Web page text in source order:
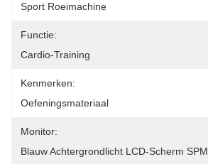
Sport Roeimachine
Functie:
Cardio-Training
Kenmerken:
Oefeningsmateriaal
Monitor:
Blauw Achtergrondlicht LCD-Scherm SPM